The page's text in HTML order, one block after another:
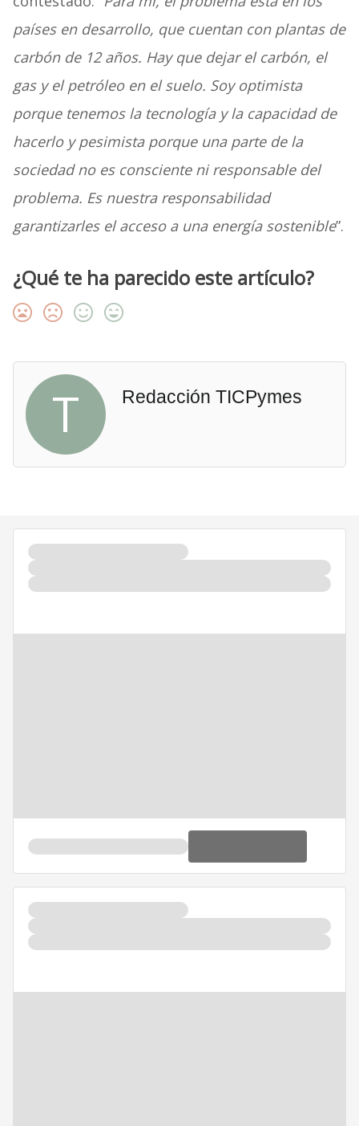
países en desarrollo, que cuentan con plantas de
carbón de 12 años. Hay que dejar el carbón, el
gas y el petróleo en el suelo. Soy optimista
porque tenemos la tecnología y la capacidad de
hacerlo y pesimista porque una parte de la
sociedad no es consciente ni responsable del
problema. Es nuestra responsabilidad
garantizarles el acceso a una energía sostenible”.
¿Qué te ha parecido este artículo?
T Redacción TICPymes